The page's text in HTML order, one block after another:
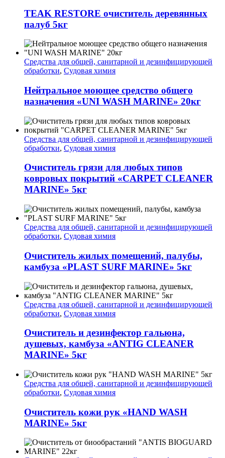
TEAK RESTORE очиститель деревянных
палуб 5кг
Средства для общей, санитарной и дезинфицирующей
обработки, Судовая химия
Нейтральное моющее средство общего
назначения «UNI WASH MARINE» 20кг
Средства для общей, санитарной и дезинфицирующей
обработки, Судовая химия
Очиститель грязи для любых типов
ковровых покрытий «CARPET CLEANER
MARINE» 5кг
Средства для общей, санитарной и дезинфицирующей
обработки, Судовая химия
Очиститель жилых помещений, палубы,
камбуза «PLAST SURF MARINE» 5кг
Средства для общей, санитарной и дезинфицирующей
обработки, Судовая химия
Очиститель и дезинфектор гальюна,
душевых, камбуза «ANTIG CLEANER
MARINE» 5кг
Средства для общей, санитарной и дезинфицирующей
обработки, Судовая химия
Очиститель кожи рук «HAND WASH
MARINE» 5кг